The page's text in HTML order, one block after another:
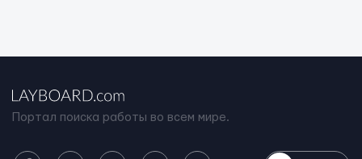
Портал поиска работы во всем мире.